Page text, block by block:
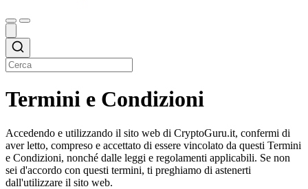
Termini e Condizioni
Accedendo e utilizzando il sito web di CryptoGuru.it, confermi di
aver letto, compreso e accettato di essere vincolato da questi Termini
e Condizioni, nonché dalle leggi e regolamenti applicabili. Se non
sei d'accordo con questi termini, ti preghiamo di astenerti
dall'utilizzare il sito web.